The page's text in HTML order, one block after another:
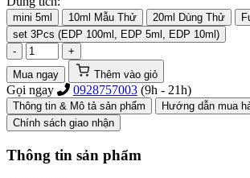
mini 5ml 10ml Mẫu Thử 20ml Dùng Thử
set 3Pcs (EDP 100ml, EDP 5ml, EDP 10ml)
-
+
Mua ngay
Thêm vào giỏ
Gọi ngay 0928757003 (9h - 21h)
Thông tin & Mô tả sản phẩm
Hướng dẫn mua
Chính sách giao nhận
Thông tin sản phẩm